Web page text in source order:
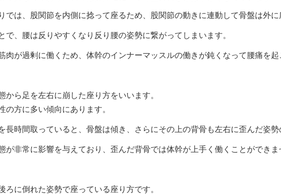
では、股関節を内側に捻って座るため、股関節の動きに連動して骨盤は外
で、腰は反りやすくなり反り腰の姿勢に繋がってしまいます。
肉が過剰に働くため、体幹のインナーマッスルの働きが鈍くなって腰痛を
から足を左右に崩した座り方をいいます。
の方に多い傾向にあります。
長時間取っていると、骨盤は傾き、さらにその上の背骨も左右に歪んだ姿
が非常に影響を与えており、歪んだ背骨では体幹が上手く働くことができま
ろに倒れた姿勢で座っている座り方です。